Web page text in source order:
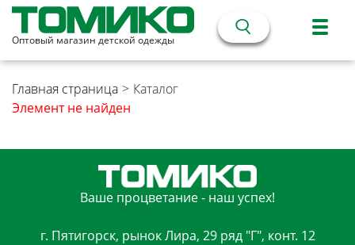
Оптовый магазин детской одежды
Главная страница > Каталог
Элемент не найден
Ваше процветание - наш успех!
г. Пятигорск, рынок Лира, 29 ряд "Г", конт. 12